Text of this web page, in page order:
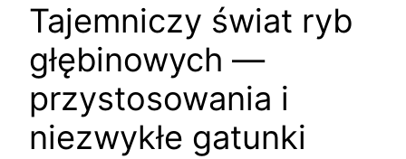
Tajemniczy świat ryb
głębinowych —
przystosowania i
niezwykłe gatunki